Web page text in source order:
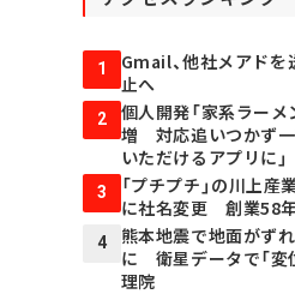
1
Gmail、他社メアド
止へ
2
個人開発「家系ラーメ
増 対応追いつかず
いただけるアプリに」
3
「プチプチ」の川上産
に社名変更 創業58
4
熊本地震で地面がず
に 衛星データで「
理院